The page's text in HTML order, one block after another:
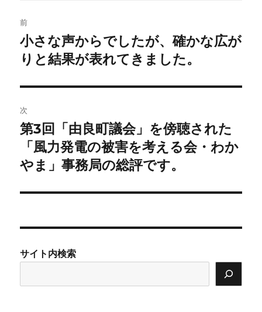
稿
ナ
ビ
ゲ
ー
シ
前
前
の
稿:
小さな声からでしたが、確かな広が
りと結果が表れてきました。
次
次
の
投
第3回「由良町議会」を傍聴された
「風力発電の被害を考える会・わか
やま」事務局の総評です。
サイト内検索